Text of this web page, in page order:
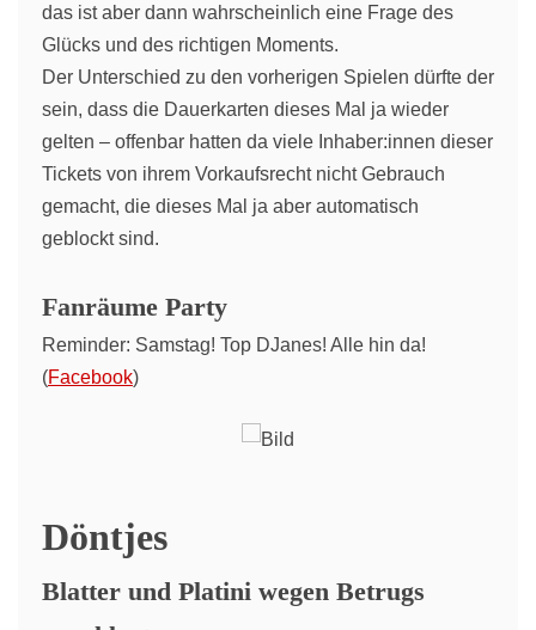
das ist aber dann wahrscheinlich eine Frage des
Glücks und des richtigen Moments.
Der Unterschied zu den vorherigen Spielen dürfte der
sein, dass die Dauerkarten dieses Mal ja wieder
gelten – offenbar hatten da viele Inhaber:innen dieser
Tickets von ihrem Vorkaufsrecht nicht Gebrauch
gemacht, die dieses Mal ja aber automatisch
geblockt sind.
Fanräume Party
Reminder: Samstag! Top DJanes! Alle hin da!
(Facebook)
Döntjes
Blatter und Platini wegen Betrugs